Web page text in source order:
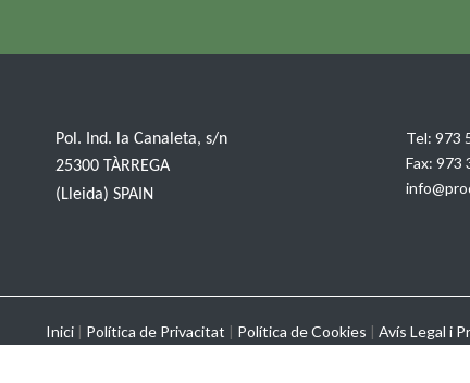
Pol. Ind. la Canaleta, s/n
25300 TÀRREGA
(Lleida) SPAIN
Tel: 973
Fax: 973
Inici| Política de Privacitat | Política de Cookies | Avís Legal i